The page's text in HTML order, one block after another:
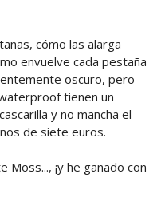
cómo las alarga
envuelve cada pestaña
oscuro, pero
tienen un
y no mancha el
de siete euros.
Moss..., ¡y he ganado con